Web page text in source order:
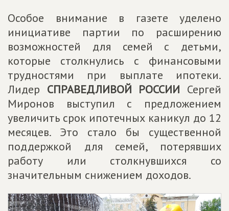
Особое внимание в газете уделено
инициативе партии по расширению
возможностей для семей с детьми,
которые столкнулись с финансовыми
трудностями при выплате ипотеки.
Лидер СПРАВЕДЛИВОЙ РОССИИ Сергей
Миронов выступил с предложением
увеличить срок ипотечных каникул до 12
месяцев. Это стало бы существенной
поддержкой для семей, потерявших
работу или столкнувшихся со
значительным снижением доходов.